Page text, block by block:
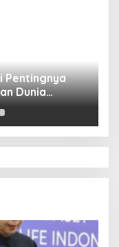
Pentingnya
Dunia